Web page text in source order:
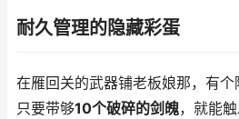
耐久管理的隐藏彩蛋
在雁回关的武器铺老板娘那，有个
只要带够10个破碎的剑魄，就能